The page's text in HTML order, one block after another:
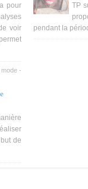
pour
voir
TP
pendant la
-
de